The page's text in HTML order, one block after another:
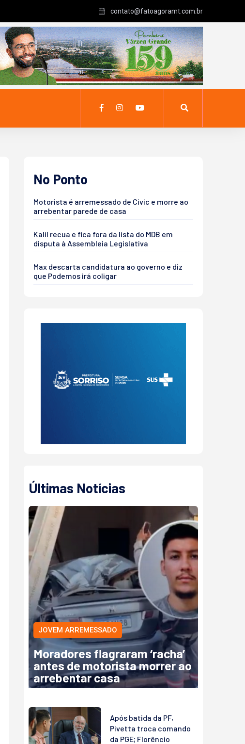
contato@fatoagoramt.com.br
No Ponto
Motorista é arremessado de Civic e morre ao
arrebentar parede de casa
Kalil recua e fica fora da lista do MDB em
disputa à Assembleia Legislativa
Max descarta candidatura ao governo e diz
que Podemos irá coligar
Últimas Notícias
JOVEM ARREMESSADO
Moradores flagraram ‘racha’
antes de motorista morrer ao
arrebentar casa
Após batida da PF,
Pivetta troca comando
da PGE; Florêncio